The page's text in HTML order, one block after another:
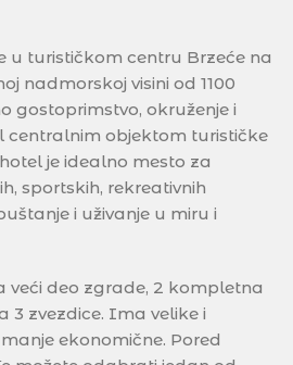
u turističkom centru Brzeće na
nadmorskoj visini od 1100
gostoprimstvo, okruženje i
centralnim objektom turističke
je idealno mesto za
sportskih, rekreativnih
i uživanje u miru i
veći deo zgrade, 2 kompletna
3 zvezdice. Ima velike i
ekonomične. Pored